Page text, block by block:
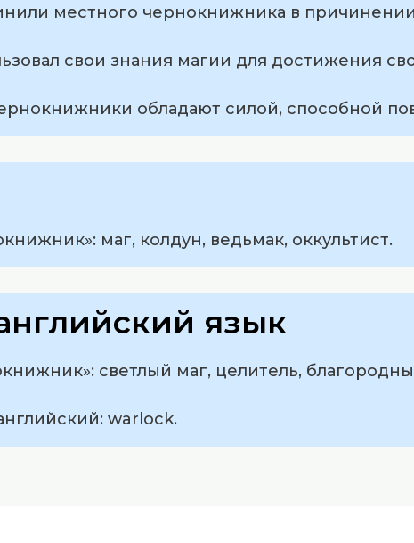
местного чернокнижника в
свои знания магии для достижения
обладают силой, способной
маг, колдун, ведьмак, оккультист.
язык
светлый маг, целитель,
warlock.